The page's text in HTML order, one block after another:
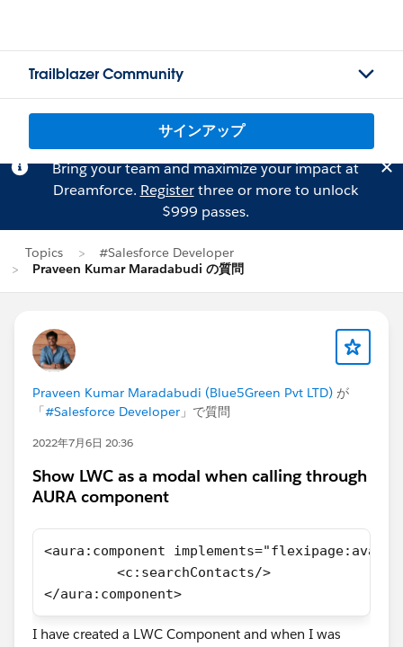
Trailblazer Community
サインアップ
Bring your team and maximize your impact at
Dreamforce. Registerthree or more to unlock
$999 passes.
Topics
#Salesforce Developer
Praveen Kumar Maradabudi の質問
Praveen Kumar Maradabudi (Blue5Green Pvt LTD) が
「#Salesforce Developer 」で質問
2022年7月6日 20:36
Show LWC as a modal when calling through
AURA component
<aura:component
	 <c:searchContacts/>
</aura:component>
I have created a LWC Component and when I was